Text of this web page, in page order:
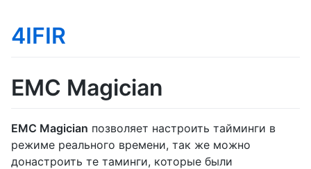
4IFIR
EMC Magician
EMC Magician позволяет настроить тайминги в
режиме реального времени, так же можно
донастроить те таминги, которые были